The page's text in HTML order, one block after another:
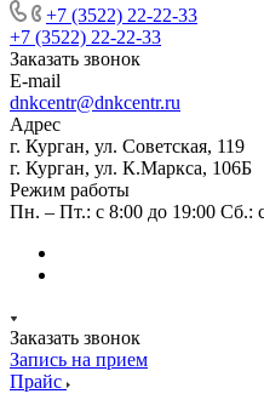
+7 (3522) 22-22-33
+7 (3522) 22-22-33
Заказать звонок
E-mail
dnkcentr@dnkcentr.ru
Адрес
г. Курган, ул. Советская, 119
г. Курган, ул. К.Маркса, 106Б
Режим работы
Пн. – Пт.: с 8:00 до 19:00 Сб.:
Заказать звонок
Запись на прием
Прайс